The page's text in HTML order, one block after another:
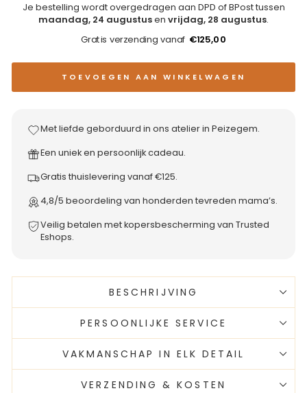
Je bestelling wordt overgedragen aan DPD of BPost tussen
maandag, 24 augustusen vrijdag, 28 augustus.
Gratis verzending vanaf €125,00
TOEVOEGEN AAN WINKELWAGEN
Met liefde geborduurd in ons atelier in Peizegem.
Een uniek en persoonlijk cadeau.
Gratis thuislevering vanaf €125.
4,8/5 beoordeling van honderden tevreden mama’s.
Veilig betalen met kopersbescherming van Trusted
Eshops.
BESCHRIJVING
PERSOONLIJKE SERVICE
VAKMANSCHAP IN ELK DETAIL
VERZENDING & KOSTEN